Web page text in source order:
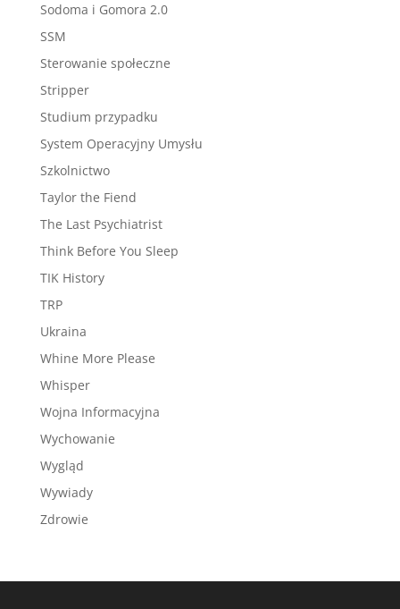
Sodoma i Gomora 2.0
SSM
Sterowanie społeczne
Stripper
Studium przypadku
System Operacyjny Umysłu
Szkolnictwo
Taylor the Fiend
The Last Psychiatrist
Think Before You Sleep
TIK History
TRP
Ukraina
Whine More Please
Whisper
Wojna Informacyjna
Wychowanie
Wygląd
Wywiady
Zdrowie